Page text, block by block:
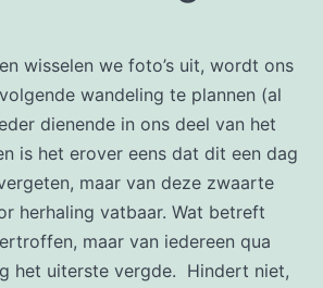
wisselen we foto’s uit, wordt ons
wandeling te plannen (al
dienende in ons deel van het
is het erover eens dat dit een dag
maar van deze zwaarte
herhaling vatbaar. Wat betreft
maar van iedereen qua
het uiterste vergde. Hindert niet,